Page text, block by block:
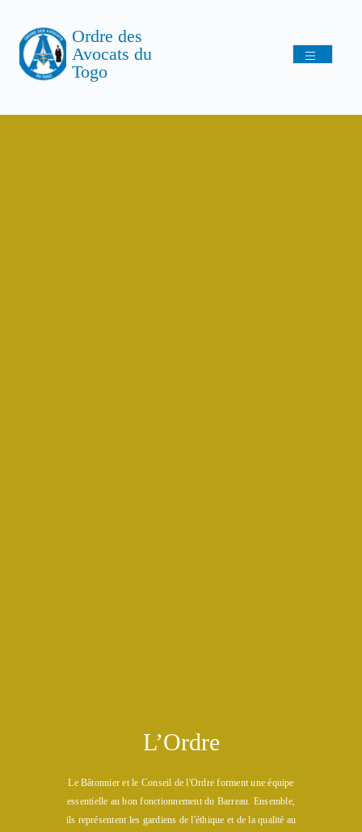
Ordre des
Avocats du
Togo
L’Ordre
Le Bâtonnier et le Conseil de l'Ordre forment une équipe
essentielle au bon fonctionnement du Barreau. Ensemble,
ils représentent les gardiens de l'éthique et de la qualité au